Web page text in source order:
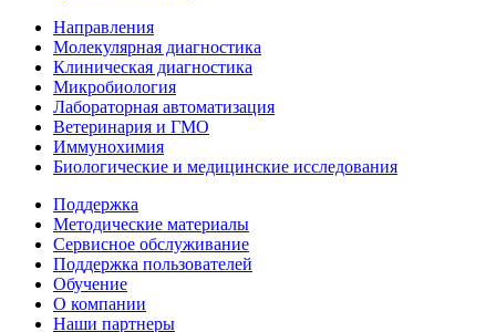
Направления
Молекулярная диагностика
Клиническая диагностика
Микробиология
Лабораторная автоматизация
Ветеринария и ГМО
Иммунохимия
Биологические и медицинские исследования
Поддержка
Методические материалы
Сервисное обслуживание
Поддержка пользователей
Обучение
О компании
Наши партнеры